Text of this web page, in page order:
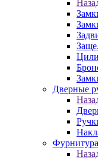
Дверные